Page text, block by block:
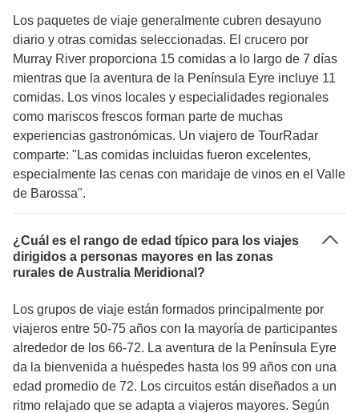
Los paquetes de viaje generalmente cubren desayuno
diario y otras comidas seleccionadas. El crucero por
Murray River proporciona 15 comidas a lo largo de 7 días
mientras que la aventura de la Península Eyre incluye 11
comidas. Los vinos locales y especialidades regionales
como mariscos frescos forman parte de muchas
experiencias gastronómicas. Un viajero de TourRadar
comparte: "Las comidas incluidas fueron excelentes,
especialmente las cenas con maridaje de vinos en el Valle
de Barossa".
¿Cuál es el rango de edad típico para los viajes
dirigidos a personas mayores en las zonas
rurales de Australia Meridional?
Los grupos de viaje están formados principalmente por
viajeros entre 50-75 años con la mayoría de participantes
alrededor de los 66-72. La aventura de la Península Eyre
da la bienvenida a huéspedes hasta los 99 años con una
edad promedio de 72. Los circuitos están diseñados a un
ritmo relajado que se adapta a viajeros mayores. Según